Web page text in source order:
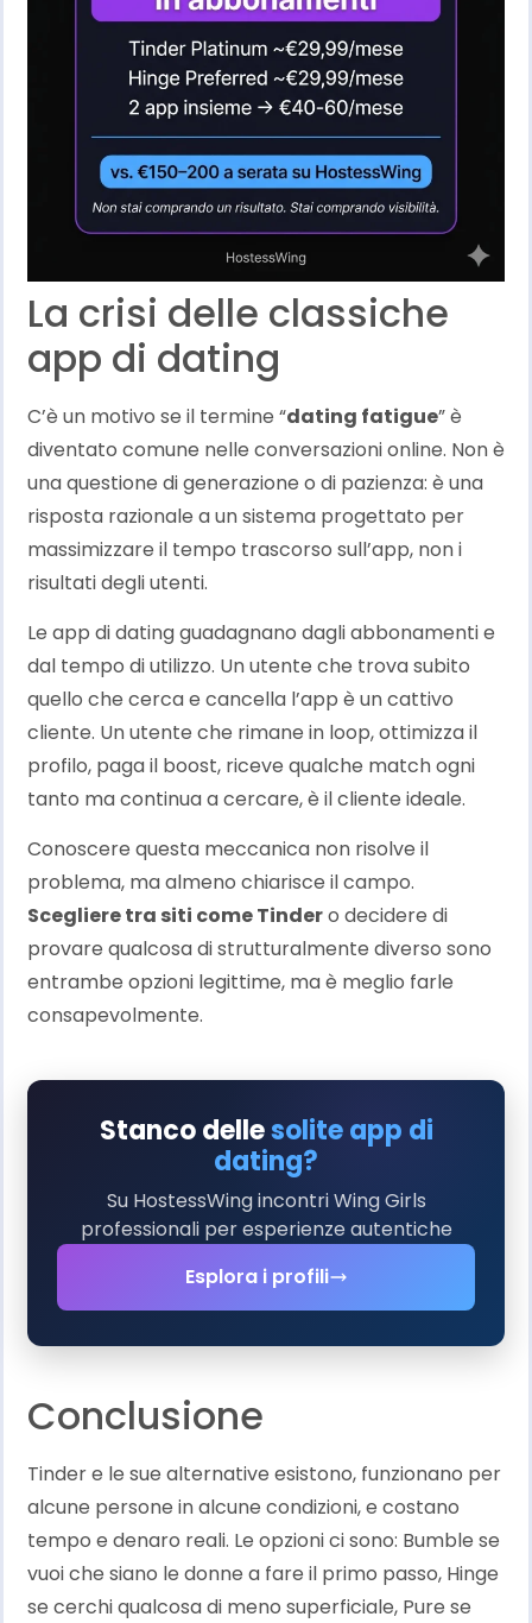
La crisi delle classiche
app di dating
C’è un motivo se il termine “dating fatigue” è
diventato comune nelle conversazioni online. Non è
una questione di generazione o di pazienza: è una
risposta razionale a un sistema progettato per
massimizzare il tempo trascorso sull’app, non i
risultati degli utenti.
Le app di dating guadagnano dagli abbonamenti e
dal tempo di utilizzo. Un utente che trova subito
quello che cerca e cancella l’app è un cattivo
cliente. Un utente che rimane in loop, ottimizza il
profilo, paga il boost, riceve qualche match ogni
tanto ma continua a cercare, è il cliente ideale.
Conoscere questa meccanica non risolve il
problema, ma almeno chiarisce il campo.
Scegliere tra siti come Tindero decidere di
provare qualcosa di strutturalmente diverso sono
entrambe opzioni legittime, ma è meglio farle
consapevolmente.
Stanco dellesolite app di
dating?
Su HostessWing incontri Wing Girls
professionali per esperienze autentiche
Esplora i profili
Conclusione
Tinder e le sue alternative esistono, funzionano per
alcune persone in alcune condizioni, e costano
tempo e denaro reali. Le opzioni ci sono: Bumble se
vuoi che siano le donne a fare il primo passo, Hinge
se cerchi qualcosa di meno superficiale, Pure se